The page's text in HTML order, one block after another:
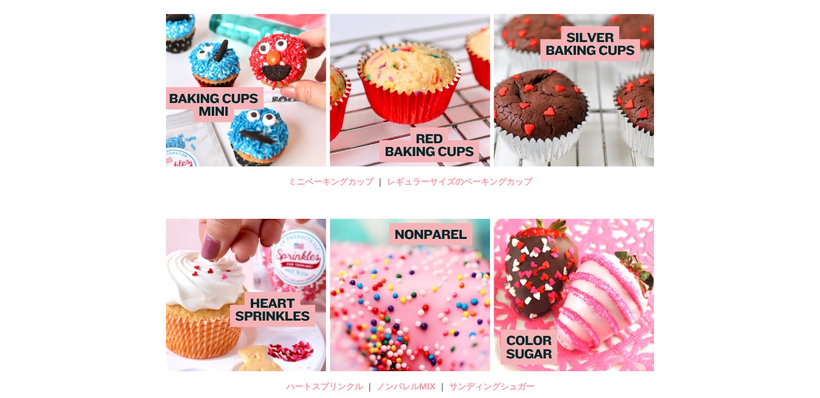
ミニベーキングカップ｜ レギュラーサイズのベーキングカップ
ハートスプリンクル｜ ノンパレルMIX ｜ サンディングシュガー